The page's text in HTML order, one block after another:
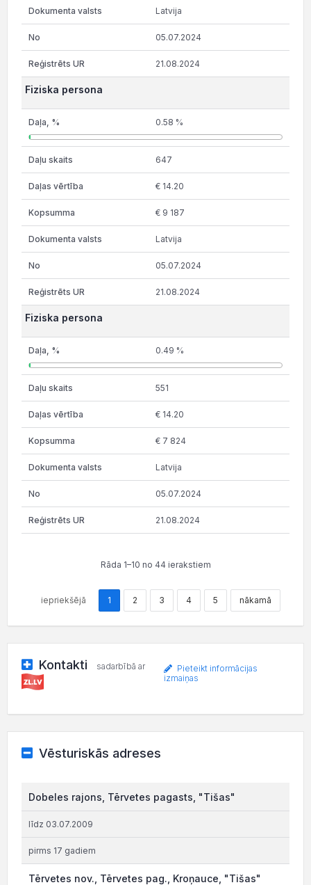
Latvija
05.07.2024
21.08.2024
Fiziska persona
0.58 %
647
€ 14.20
€ 9 187
Latvija
05.07.2024
21.08.2024
Fiziska persona
0.49 %
551
€ 14.20
€ 7 824
Latvija
05.07.2024
21.08.2024
Rāda 1–10 no 44 ierakstiem
iepriekšējā 1 2 3 4 5 nākamā
Kontakti sadarbībā ar
Pieteikt informācijas
izmaiņas
Vēsturiskās adreses
Dobeles rajons, Tērvetes pagasts, "Tišas"
līdz 03.07.2009
pirms 17 gadiem
Tērvetes nov., Tērvetes pag., Kroņauce, "Tišas"